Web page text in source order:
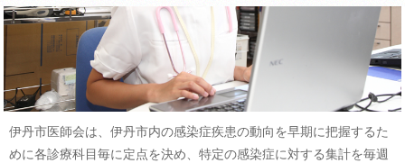
伊丹市医師会は、伊丹市内の感染症疾患の動向を早期に把握するた
めに各診療科目毎に定点を決め、特定の感染症に対する集計を毎週